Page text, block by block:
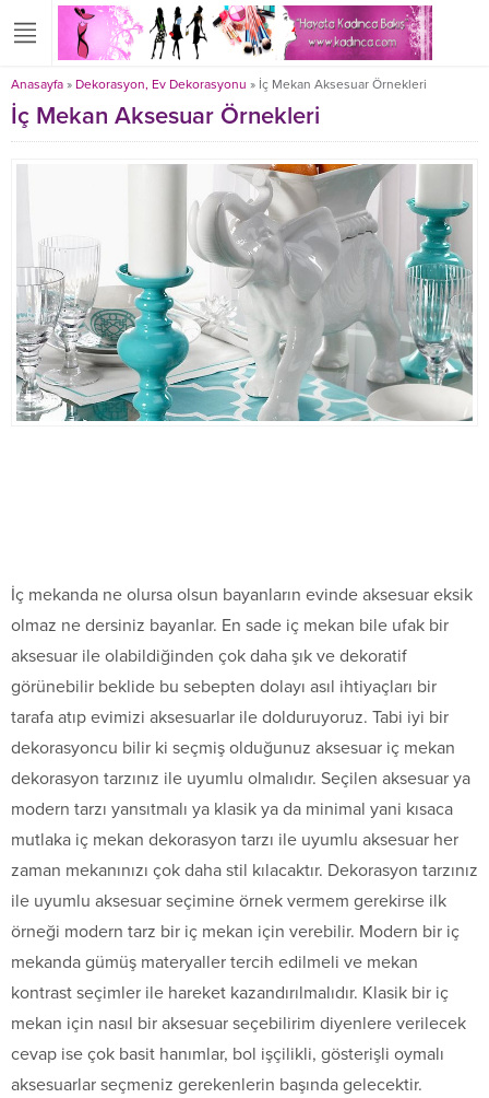
Anasayfa » Dekorasyon, Ev Dekorasyonu » İç Mekan Aksesuar Örnekleri
İç Mekan Aksesuar Örnekleri
İç mekanda ne olursa olsun bayanların evinde aksesuar eksik
olmaz ne dersiniz bayanlar. En sade iç mekan bile ufak bir
aksesuar ile olabildiğinden çok daha şık ve dekoratif
görünebilir beklide bu sebepten dolayı asıl ihtiyaçları bir
tarafa atıp evimizi aksesuarlar ile dolduruyoruz. Tabi iyi bir
dekorasyoncu bilir ki seçmiş olduğunuz aksesuar iç mekan
dekorasyon tarzınız ile uyumlu olmalıdır. Seçilen aksesuar ya
modern tarzı yansıtmalı ya klasik ya da minimal yani kısaca
mutlaka iç mekan dekorasyon tarzı ile uyumlu aksesuar her
zaman mekanınızı çok daha stil kılacaktır. Dekorasyon tarzınız
ile uyumlu aksesuar seçimine örnek vermem gerekirse ilk
örneği modern tarz bir iç mekan için verebilir. Modern bir iç
mekanda gümüş materyaller tercih edilmeli ve mekan
kontrast seçimler ile hareket kazandırılmalıdır. Klasik bir iç
mekan için nasıl bir aksesuar seçebilirim diyenlere verilecek
cevap ise çok basit hanımlar, bol işçilikli, gösterişli oymalı
aksesuarlar seçmeniz gerekenlerin başında gelecektir.